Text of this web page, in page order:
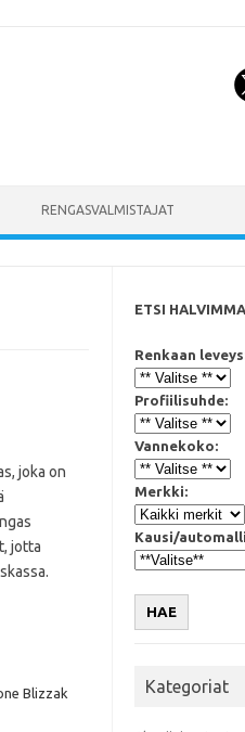
RENGASVALMISTAJAT
joka on
jotta
Blizzak
ETSI
Renkaan
Profiilisuhde:
Vannekoko:
Merkki:
Kausi/
HAE
Kategoriat